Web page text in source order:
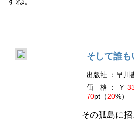
そして誰も
出版社 ：早川
価 格 ： ￥
70pt（20%）
その孤島に招